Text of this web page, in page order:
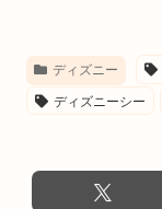
ディズニー
ディズニーシー